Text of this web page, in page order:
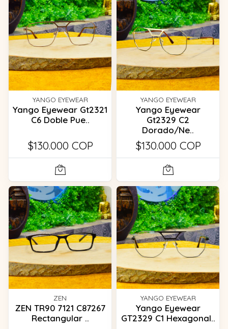
YANGO EYEWEAR
Yango Eyewear Gt2321
C6 Doble Pue..
$130.000 COP
YANGO EYEWEAR
Yango Eyewear
Gt2329 C2
Dorado/Ne..
$130.000 COP
ZEN
ZEN TR90 7121 C87267
Rectangular ..
YANGO EYEWEAR
Yango Eyewear
GT2329 C1 Hexagonal..